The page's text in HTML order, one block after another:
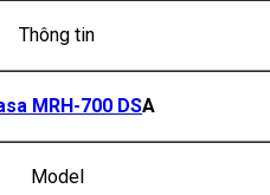
Thông tin
MRH-700 DSA
Model